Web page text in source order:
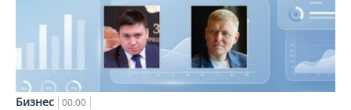
Бизнес 00:00